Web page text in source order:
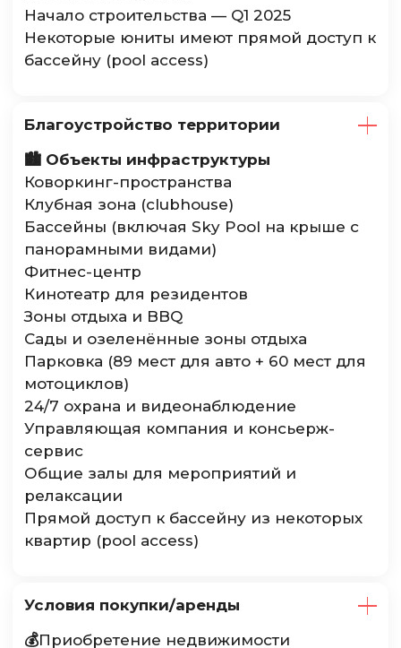
Начало строительства — Q1 2025
Некоторые юниты имеют прямой доступ к
бассейну (pool access)
Благоустройство территории
🏙️ Объекты инфраструктуры
Коворкинг-пространства
Клубная зона (clubhouse)
Бассейны (включая Sky Pool на крыше с
панорамными видами)
Фитнес-центр
Кинотеатр для резидентов
Зоны отдыха и BBQ
Сады и озеленённые зоны отдыха
Парковка (89 мест для авто + 60 мест для
мотоциклов)
24/7 охрана и видеонаблюдение
Управляющая компания и консьерж-
сервис
Общие залы для мероприятий и
релаксации
Прямой доступ к бассейну из некоторых
квартир (pool access)
Условия покупки/аренды
💰Приобретение недвижимости